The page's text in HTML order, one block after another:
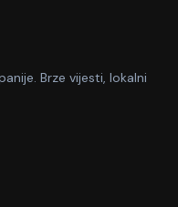
Brze vijesti, lokalni